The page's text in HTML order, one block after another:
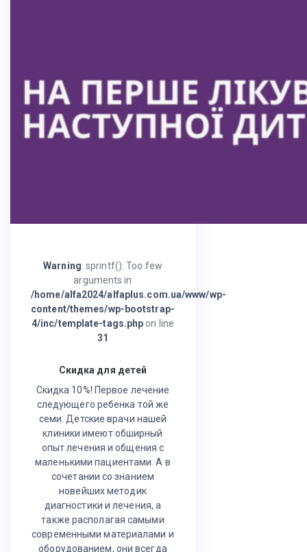
Warning: sprintf(): Too few
arguments in
/home/alfa2024/alfaplus.com.ua/www/wp-
content/themes/wp-bootstrap-
4/inc/template-tags.php on line
31
Скидка для детей
Скидка 10%! Первое лечение
следующего ребенка той же
семи. Детские врачи нашей
клиники имеют обширный
опыт лечения и общения с
маленькими пациентами. А в
сочетании со знанием
новейших методик
диагностики и лечения, а
также располагая самыми
современными материалами и
оборудованием, они всегда